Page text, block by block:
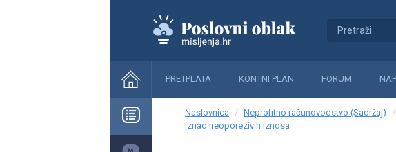
PRETPLATA KONTNI PLAN FORUM
Naslovnica Neprofitno računovodstvo (Sadržaj)
iznad neoporezivih iznosa